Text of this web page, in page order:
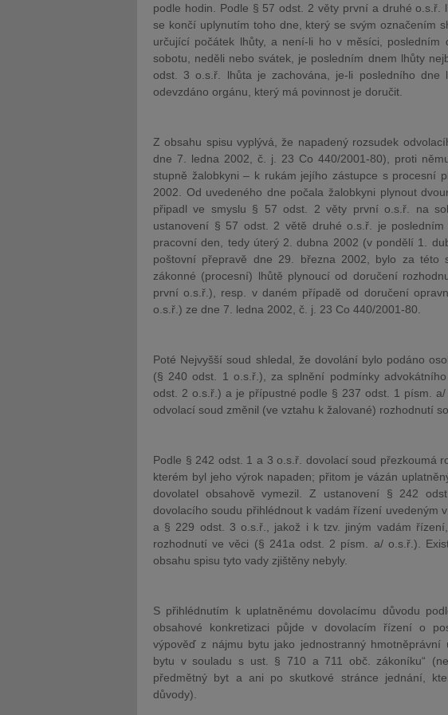
podle hodin. Podle § 57 odst. 2 věty první a druhé
se končí uplynutím toho dne, který se svým označením
určující počátek lhůty, a není-li ho v měsíci, posledním
sobotu, neděli nebo svátek, je posledním dnem lhůty
odst. 3 o.s.ř. lhůta je zachována, je-li posledního
odevzdáno orgánu, který má povinnost je doručit.
Z obsahu spisu vyplývá, že napadený rozsudek
dne 7. ledna 2002, č. j. 23 Co 440/2001-80), proti
stupně žalobkyni – k rukám jejího zástupce s procesní
2002. Od uvedeného dne počala žalobkyni plynout
připadl ve smyslu § 57 odst. 2 věty první o.s.ř. na
ustanovení § 57 odst. 2 větě druhé o.s.ř. je
pracovní den, tedy úterý 2. dubna 2002 (v pondělí 1.
poštovní přepravě dne 29. března 2002, bylo za této
zákonné (procesní) lhůtě plynoucí od doručení
první o.s.ř.), resp. v daném případě od doručení
o.s.ř.) ze dne 7. ledna 2002, č. j. 23 Co 440/2001-80.
Poté Nejvyšší soud shledal, že dovolání bylo podáno
(§ 240 odst. 1 o.s.ř.), za splnění podmínky
odst. 2 o.s.ř.) a je přípustné podle § 237 odst. 1 písm.
odvolací soud změnil (ve vztahu k žalované) rozhodnutí
Podle § 242 odst. 1 a 3 o.s.ř. dovolací soud přezkoumá
kterém byl jeho výrok napaden; přitom je vázán
dovolatel obsahově vymezil. Z ustanovení § 242
dovolacího soudu přihlédnout k vadám řízení uvedeným
a § 229 odst. 3 o.s.ř., jakož i k tzv. jiným vadám
rozhodnutí ve věci (§ 241a odst. 2 písm. a/ o.s.ř.).
obsahu spisu tyto vady zjištěny nebyly.
S přihlédnutím k uplatněnému dovolacímu důvodu
obsahové konkretizaci půjde v dovolacím řízení o
výpověď z nájmu bytu jako jednostranný hmotněprávní
bytu v souladu s ust. § 710 a 711 obč. zákoníku“
předmětný byt a ani po skutkové stránce jednání,
důvody).